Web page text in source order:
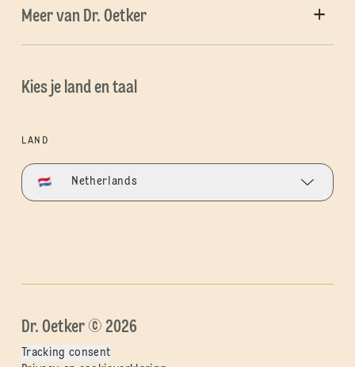
Meer van Dr. Oetker
Kies je land en taal
LAND
Netherlands
Dr. Oetker © 2026
Tracking consent